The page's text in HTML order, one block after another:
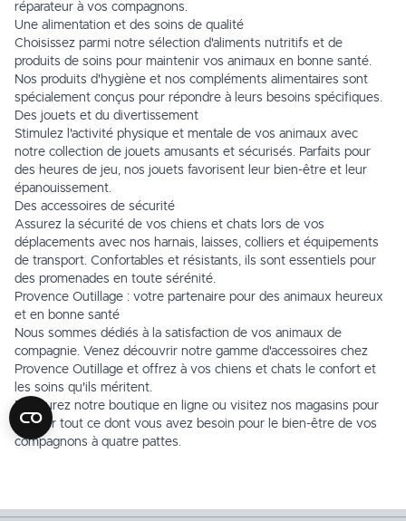
réparateur à vos compagnons.
Une alimentation et des soins de qualité
Choisissez parmi notre sélection d'aliments nutritifs et de
produits de soins pour maintenir vos animaux en bonne santé.
Nos produits d'hygiène et nos compléments alimentaires sont
spécialement conçus pour répondre à leurs besoins spécifiques.
Des jouets et du divertissement
Stimulez l'activité physique et mentale de vos animaux avec
notre collection de jouets amusants et sécurisés. Parfaits pour
des heures de jeu, nos jouets favorisent leur bien-être et leur
épanouissement.
Des accessoires de sécurité
Assurez la sécurité de vos chiens et chats lors de vos
déplacements avec nos harnais, laisses, colliers et équipements
de transport. Confortables et résistants, ils sont essentiels pour
des promenades en toute sérénité.
Provence Outillage : votre partenaire pour des animaux heureux
et en bonne santé
Nous sommes dédiés à la satisfaction de vos animaux de
compagnie. Venez découvrir notre gamme d'accessoires chez
Provence Outillage et offrez à vos chiens et chats le confort et
les soins qu'ils méritent.
Parcourez notre boutique en ligne ou visitez nos magasins pour
trouver tout ce dont vous avez besoin pour le bien-être de vos
compagnons à quatre pattes.